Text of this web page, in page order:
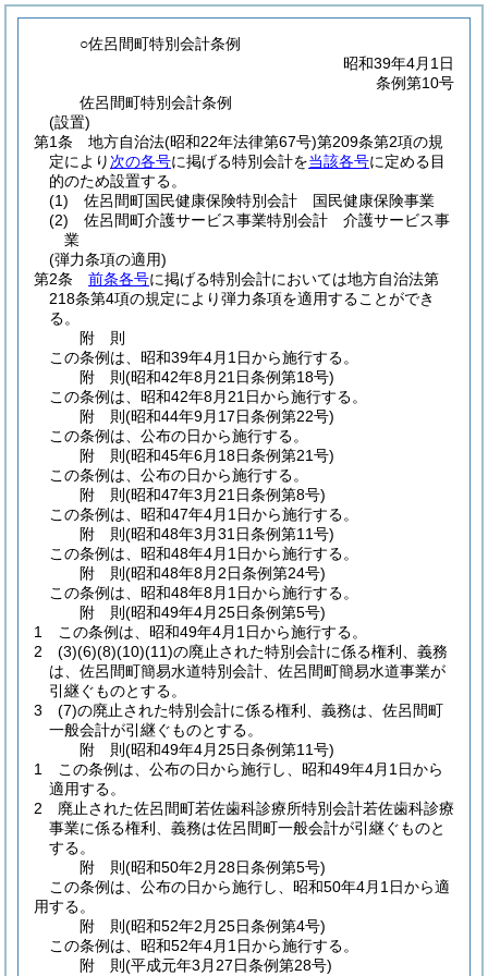
○佐呂間町特別会計条例
昭和39年4月1日
条例第10号
佐呂間町特別会計条例
(設置)
第1条
地方自治法(昭和22年法律第67号)第209条第2項の規
定により 次の各号に掲げる特別会計を当該各号に定める目
的のため設置する。
(1)
佐呂間町国民健康保険特別会計 国民健康保険事業
(2)
佐呂間町介護サービス事業特別会計 介護サービス事
業
(弾力条項の適用)
第2条
前条各号に掲げる特別会計においては地方自治法第
218条第4項の規定により弾力条項を適用することができ
る。
附 則
この条例は、昭和39年4月1日から施行する。
附 則(昭和42年8月21日条例第18号)
この条例は、昭和42年8月21日から施行する。
附 則(昭和44年9月17日条例第22号)
この条例は、公布の日から施行する。
附 則(昭和45年6月18日条例第21号)
この条例は、公布の日から施行する。
附 則(昭和47年3月21日条例第8号)
この条例は、昭和47年4月1日から施行する。
附 則(昭和48年3月31日条例第11号)
この条例は、昭和48年4月1日から施行する。
附 則(昭和48年8月2日条例第24号)
この条例は、昭和48年8月1日から施行する。
附 則(昭和49年4月25日条例第5号)
1
この条例は、昭和49年4月1日から施行する。
2
(3)(6)(8)(10)(11)の廃止された特別会計に係る権利、義務
は、佐呂間町簡易水道特別会計、佐呂間町簡易水道事業が
引継ぐものとする。
3
(7)の廃止された特別会計に係る権利、義務は、佐呂間町
一般会計が引継ぐものとする。
附 則(昭和49年4月25日条例第11号)
1
この条例は、公布の日から施行し、昭和49年4月1日から
適用する。
2
廃止された佐呂間町若佐歯科診療所特別会計若佐歯科診療
事業に係る権利、義務は佐呂間町一般会計が引継ぐものと
する。
附 則(昭和50年2月28日条例第5号)
この条例は、公布の日から施行し、昭和50年4月1日から適
用する。
附 則(昭和52年2月25日条例第4号)
この条例は、昭和52年4月1日から施行する。
附 則(平成元年3月27日条例第28号)